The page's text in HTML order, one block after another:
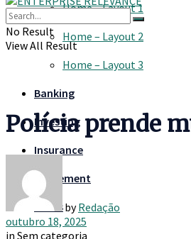
Home – Layout 1
Home – Layout 2
Home – Layout 3
Banking
Investing
Insurance
Retirement
Taxes
No Result
View All Result
Polícia prende
by Redação
outubro 18, 2025
in Sem categoria